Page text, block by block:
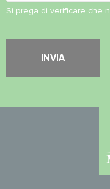
Si prega di verificare che